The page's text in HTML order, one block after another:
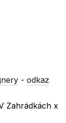
-odkaz
Zahrádkách x